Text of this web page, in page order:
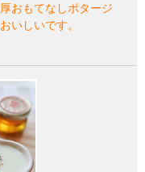
おもてなしポタージ
いしいです。